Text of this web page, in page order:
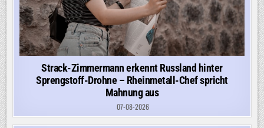
Strack-Zimmermann erkennt Russland hinter
Sprengstoff-Drohne – Rheinmetall-Chef spricht
Mahnung aus
07-08-2026